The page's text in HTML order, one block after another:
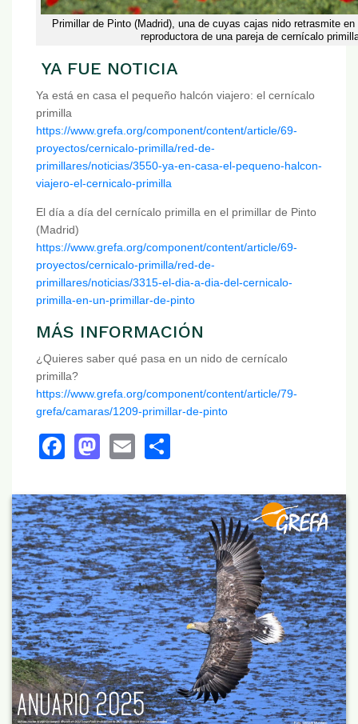
Primillar de Pinto (Madrid), una de cuyas cajas nido retrasmite
reproductora de una pareja de cernícalo
YA FUE NOTICIA
Ya está en casa el pequeño halcón viajero: el cernícalo
primilla
https://www.grefa.org/component/content/article/69-
proyectos/cernicalo-primilla/red-de-
primillares/noticias/3550-ya-en-casa-el-pequeno-halcon-
viajero-el-cernicalo-primilla
El día a día del cernícalo primilla en el primillar de Pinto
(Madrid)
https://www.grefa.org/component/content/article/69-
proyectos/cernicalo-primilla/red-de-
primillares/noticias/3315-el-dia-a-dia-del-cernicalo-
primilla-en-un-primillar-de-pinto
MÁS INFORMACIÓN
¿Quieres saber qué pasa en un nido de cernícalo
primilla?
https://www.grefa.org/component/content/article/79-
grefa/camaras/1209-primillar-de-pinto
Facebook
Mastodon
Email